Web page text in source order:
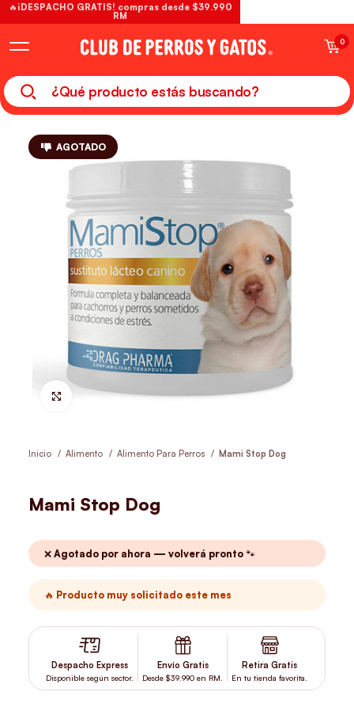
0
AGOTADO
Hacer Zoom
Inicio Alimento Alimento Para Perros Mami Stop Dog
Mami Stop Dog
❌ Agotado por ahora — volverá pronto 🐾
🔥 Producto muy solicitado este mes
Despacho Express
Disponible según sector.
Envío Gratis
Desde $39.990 en RM.
Retira Gratis
En tu tienda favorita.
🔥¡DESPACHO GRATIS! compras desde $39.990
RM